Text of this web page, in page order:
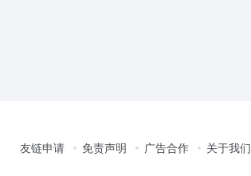
友链申请 免责声明 广告合作 关于我们